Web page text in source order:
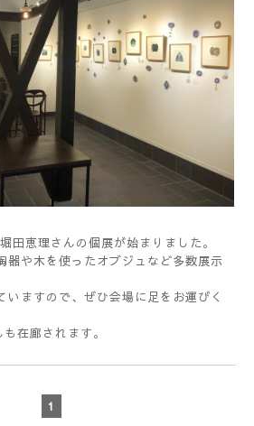
田恵理さんの個展が始まりました。
器や木を使ったオブジュなど多数展示
いますので、ぜひ会場に足をお運びく
在廊されます。
1